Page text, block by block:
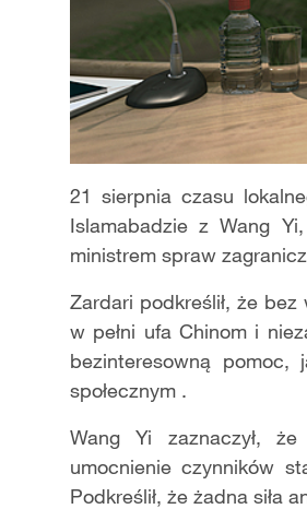
21 sierpnia czasu
Islamabadzie z Wang
ministrem spraw
Zardari podkreślił, że
w pełni ufa Chinom i
bezinteresowną pomoc,
społecznym .
Wang Yi zaznaczył,
umocnienie czynników
Podkreślił, że żadna siła